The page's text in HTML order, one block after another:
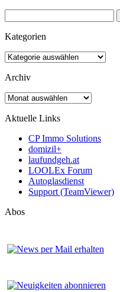
nach:
Kategorien
Kategorien
Archiv
Archiv
Aktuelle Links
CP Immo Solutions
domizil+
laufundgeh.at
LOOLEx Forum
Autoglasdienst
Support (TeamViewer)
Abos